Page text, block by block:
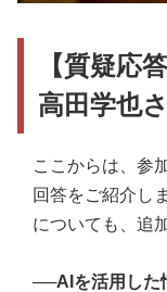
【質疑応
高田学也
ここからは、参
回答をご紹介し
についても、追
──AIを活用した